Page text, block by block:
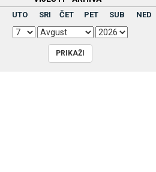
UTO SRI ČET PET SUB NED